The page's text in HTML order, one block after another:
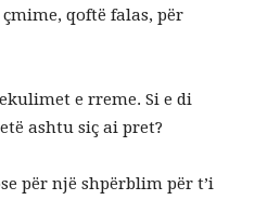
qoftë falas, për
e rreme. Si e di
ashtu siç ai pret?
për një shpërblim për t’i